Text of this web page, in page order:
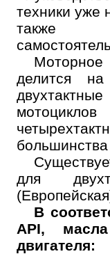
техники уже
также
делится
для
В
API,
двигателя: